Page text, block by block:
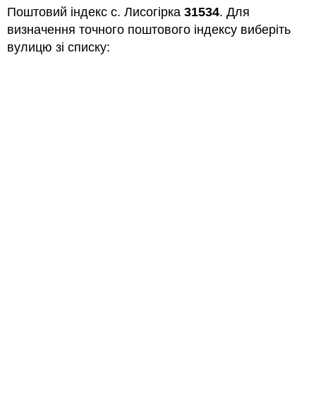
Поштовий індекс с. Лисогірка 31534. Для
визначення точного поштового індексу виберіть
вулицю зі списку: